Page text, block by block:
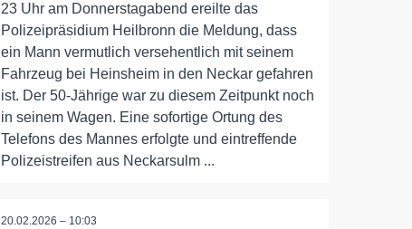
23 Uhr am Donnerstagabend ereilte das
Polizeipräsidium Heilbronn die Meldung, dass
ein Mann vermutlich versehentlich mit seinem
Fahrzeug bei Heinsheim in den Neckar gefahren
ist. Der 50-Jährige war zu diesem Zeitpunkt noch
in seinem Wagen. Eine sofortige Ortung des
Telefons des Mannes erfolgte und eintreffende
Polizeistreifen aus Neckarsulm ...
20.02.2026 – 10:03